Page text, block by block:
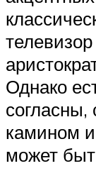
Однако
согласны,
камином
может